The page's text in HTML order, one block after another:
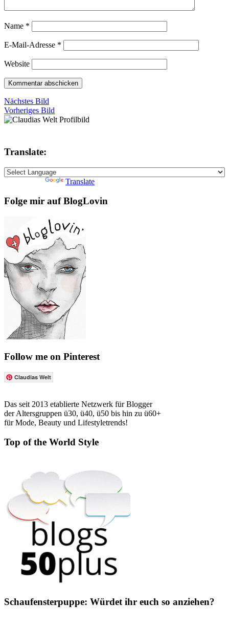
Name *
E-Mail-Adresse *
Website
Nächstes Bild
Vorheriges Bild
Translate:
Translate
Folge mir auf BlogLovin
Follow me on Pinterest
Claudias Welt
Das seit 2013 etablierte Netzwerk für Blogger
der Altersgruppen ü30, ü40, ü50 bis hin zu ü60+
für Mode, Beauty und Lifestyletrends!
Top of the World Style
Schaufensterpuppe: Würdet ihr euch so anziehen?